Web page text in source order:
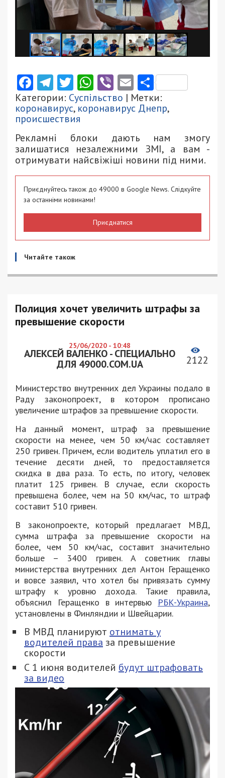
Facebook
Telegram
Twitter
WhatsApp
ViberEmail
Категории: Суспільство | Метки:
коронавирус, коронавирус Днепр,
происшествия
Рекламні блоки дають нам змогу
залишатися незалежними ЗМІ, а вам -
отримувати найсвіжіші новини під ними.
Приєднуйтесь також до 49000 в Google News. Слідкуйте
за останніми новинами!
Приєднатися
Читайте також
Полиция хочет увеличить штрафы за
превышение скорости
25/06/2020 - 10:48
АЛЕКСЕЙ ВАЛЕНКО - СПЕЦИАЛЬНО
ДЛЯ 49000.COM.UA
2122
Министерство внутренних дел Украины подало в
Раду законопроект, в котором прописано
увеличение штрафов за превышение скорости.
На данный момент, штраф за превышение
скорости на менее, чем 50 км/час составляет
250 гривен. Причем, если водитель уплатил его в
течение десяти дней, то предоставляется
скидка в два раза. То есть, по итогу, человек
платит 125 гривен. В случае, если скорость
превышена более, чем на 50 км/час, то штраф
составит 510 гривен.
В законопроекте, который предлагает МВД,
сумма штрафа за превышение скорости на
более, чем 50 км/час, составит значительно
больше – 3400 гривен. А советник главы
министерства внутренних дел Антон Геращенко
и вовсе заявил, что хотел бы привязать сумму
штрафу к уровню дохода. Такие правила,
объяснил Геращенко в интервью РБК-Украина,
установлены в Финляндии и Швейцарии.
В МВД планируют отнимать у
водителей права за превышение
скорости
С 1 июня водителей будут штрафовать
за видео